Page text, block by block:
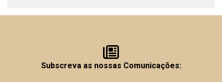
Subscreva as nossas Comunicações: